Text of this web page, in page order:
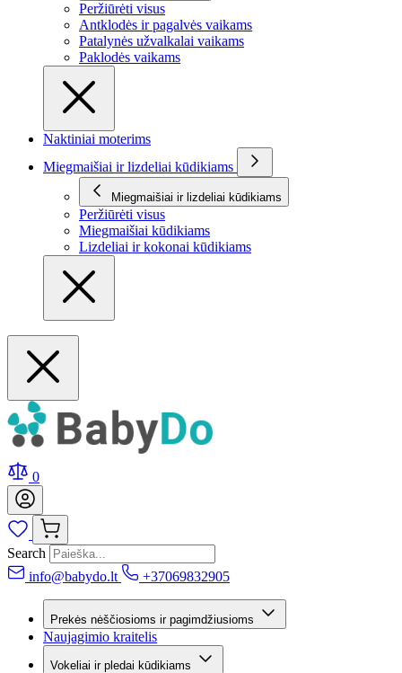
Peržiūrėti visus
Antklodės ir pagalvės vaikams
Patalynės užvalkalai vaikams
Paklodės vaikams
Naktiniai moterims
Miegmaišiai ir lizdeliai kūdikiams
Miegmaišiai ir lizdeliai kūdikiams
Peržiūrėti visus
Miegmaišiai kūdikiams
Lizdeliai ir kokonai kūdikiams
0
Search
info@babydo.lt
+37069832905
Prekės nėščiosioms ir pagimdžiusioms
Naujagimio kraitelis
Vokeliai ir pledai kūdikiams